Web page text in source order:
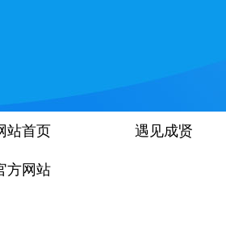
站首页 遇见成贤
方网站